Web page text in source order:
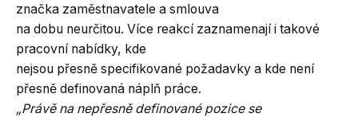
značka zaměstnavatele a smlouva
na dobu neurčitou. Více reakcí zaznamenají i takové
pracovní nabídky, kde
nejsou přesně specifikované požadavky a kde není
přesně definovaná náplň práce.
„Právě na nepřesně definované pozice se